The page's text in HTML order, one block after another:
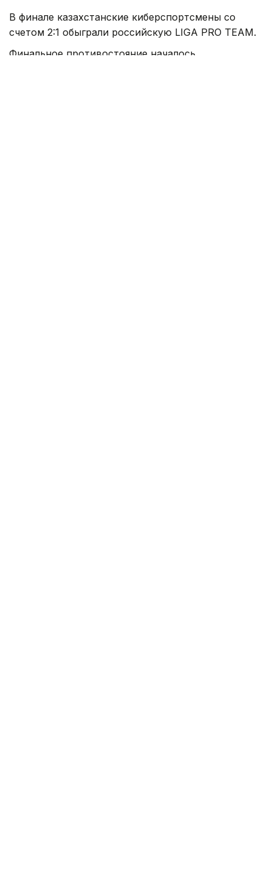
В финале казахстанские киберспортсмены со
счетом 2:1 обыграли российскую LIGA PRO TEAM.
Финальное противостояние началось